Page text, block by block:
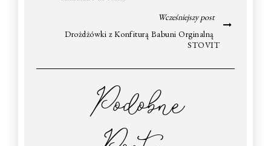
Wcześniejszy post
Drożdżówki z Konfiturą Babuni Orginalną
STOVIT
Podobne